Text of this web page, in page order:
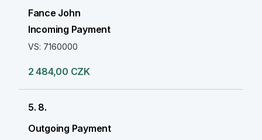
Fance John
Incoming Payment
VS: 7160000
2 484,00 CZK
5. 8.
Outgoing Payment